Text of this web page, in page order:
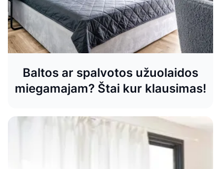
Baltos ar spalvotos užuolaidos
miegamajam? Štai kur klausimas!